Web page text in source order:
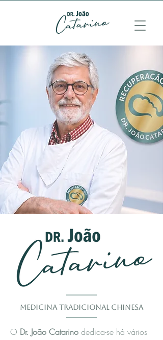
Medicina Tradicional Chinesa
O Dr. João Catarino dedica-se há vários